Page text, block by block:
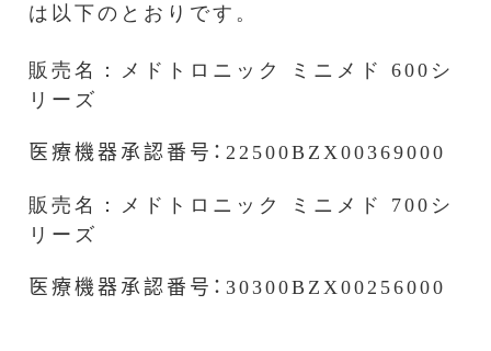
は以下のとおりです。
販売名：メドトロニック ミニメド 600 シ
リーズ
医療機器承認番号： 22500BZX00369000
販売名：メドトロニック ミニメド 700シ
リーズ
医療機器承認番号：30300BZX00256000